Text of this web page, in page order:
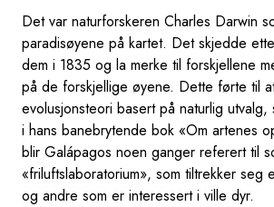
Det var naturforskeren Charles Darwin
paradisøyene på kartet. Det skjedde
dem i 1835 og la merke til forskjellene
på de forskjellige øyene. Dette førte til
evolusjonsteori basert på naturlig
i hans banebrytende bok «Om artenes
blir Galápagos noen ganger referert til
«friluftslaboratorium», som tiltrekker seg
og andre som er interessert i ville dyr.